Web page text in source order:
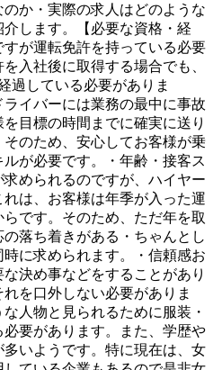
か・実際の求人はどのような
します。【必要な資格・経
が運転免許を持っている必要
入社後に取得する場合でも、
過している必要がありま
イバーには業務の最中に事故
目標の時間までに確実に送り
のため、安心してお客様が乗
が必要です。・年齢・接客ス
められるのですが、ハイヤー
は、お客様は年季が入った運
です。そのため、ただ年を取
落ち着きがある・ちゃんとし
に求められます。・信頼感お
決め事などをすることがあり
を口外しない必要がありま
人物と見られるために服装・
要があります。また、学歴や
いようです。特に現在は、女